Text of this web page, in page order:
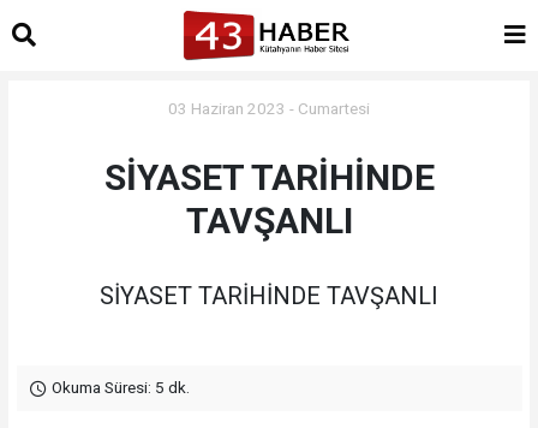
03 Haziran 2023 - Cumartesi
SİYASET TARİHİNDE
TAVŞANLI
SİYASET TARİHİNDE TAVŞANLI
Okuma Süresi: 5 dk.